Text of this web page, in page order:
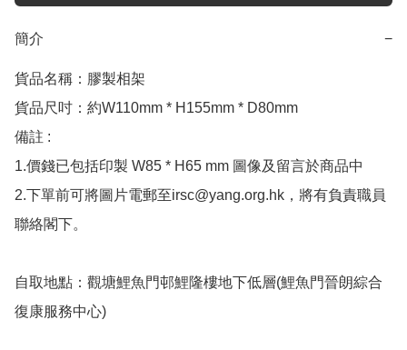
簡介 −
貨品名稱：膠製相架
貨品尺吋：約W110mm * H155mm * D80mm
備註 :
1.價錢已包括印製 W85 * H65 mm 圖像及留言於商品中
2.下單前可將圖片電郵至irsc@yang.org.hk，將有負責職員
聯絡閣下。
自取地點：觀塘鯉魚門邨鯉隆樓地下低層(鯉魚門晉朗綜合